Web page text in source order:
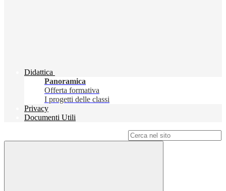
Didattica
Panoramica
Offerta formativa
I progetti delle classi
Privacy
Documenti Utili